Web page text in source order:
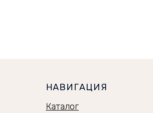
НАВИГАЦИЯ
Каталог